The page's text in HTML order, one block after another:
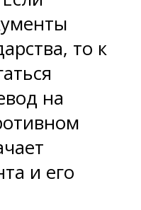
то к
на
и его